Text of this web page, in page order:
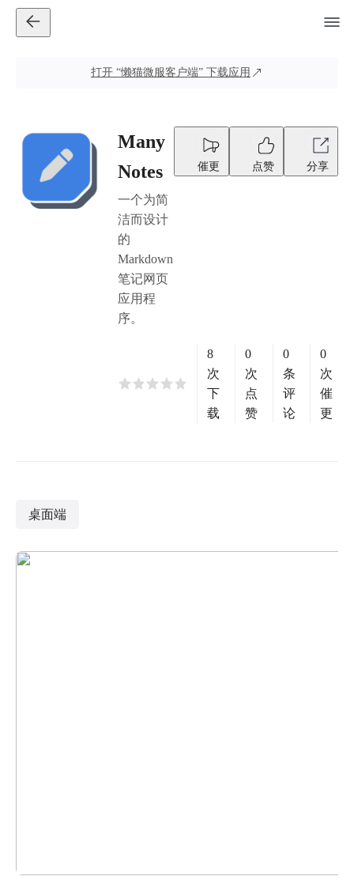
打开 “懒猫微服客户端” 下载应用
Many
Notes
一个为简
洁而设计
的
Markdown
笔记网页
应用程
序。
催更 点赞 分享
8
次
下
载
0
次
点
赞
0
条
评
论
0
次
催
更
桌面端